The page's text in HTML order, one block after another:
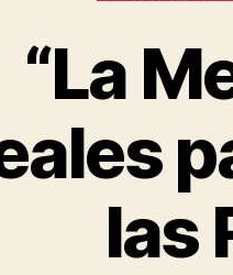
“La
las